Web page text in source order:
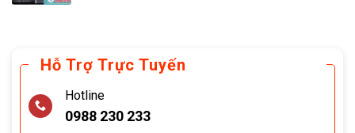
Hỗ Trợ Trực Tuyến
Hotline
0988 230 233